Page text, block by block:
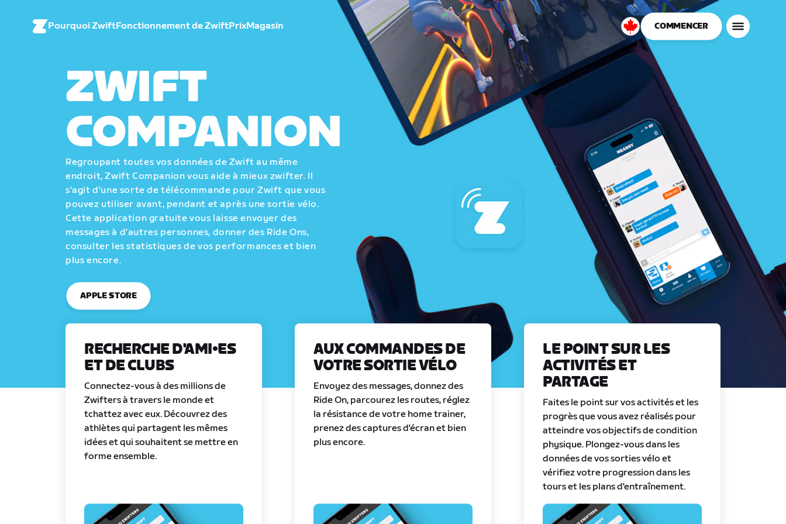
Pourquoi ZwiftFonctionnement de ZwiftPrixMagasin
Canada
Français
COMMENCER
ZWIFT
COMPANION
Regroupant toutes vos données de Zwift au même
endroit, Zwift Companion vous aide à mieux zwifter. Il
s'agit d'une sorte de télécommande pour Zwift que vous
pouvez utiliser avant, pendant et après une sortie vélo.
Cette application gratuite vous laisse envoyer des
messages à d'autres personnes, donner des Ride Ons,
consulter les statistiques de vos performances et bien
plus encore.
APPLE STORE
RECHERCHE D'AMI•ES
ET DE CLUBS
Connectez-vous à des millions de
Zwifters à travers le monde et
tchattez avec eux. Découvrez des
athlètes qui partagent les mêmes
idées et qui souhaitent se mettre en
forme ensemble.
AUX COMMANDES DE
VOTRE SORTIE VÉLO
Envoyez des messages, donnez des
Ride On, parcourez les routes, réglez
la résistance de votre home trainer,
prenez des captures d'écran et bien
plus encore.
LE POINT SUR LES
ACTIVITÉS ET
PARTAGE
Faites le point sur vos activités et les
progrès que vous avez réalisés pour
atteindre vos objectifs de condition
physique. Plongez-vous dans les
données de vos sorties vélo et
vérifiez votre progression dans les
tours et les plans d'entraînement.